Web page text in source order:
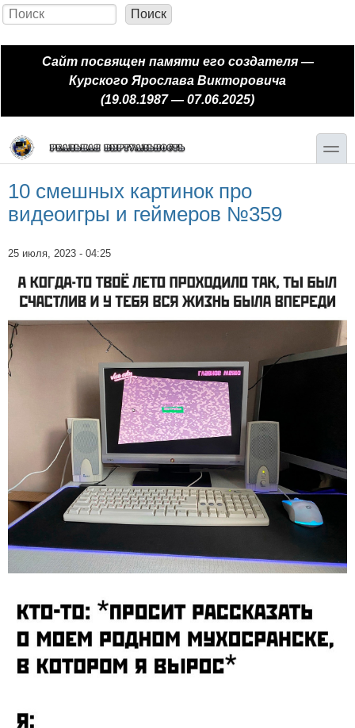
Перейти к основному содержанию
Skip to search
Форма поиска
Поиск
Сайт посвящен памяти его создателя —
Курского Ярослава Викторовича
(19.08.1987 — 07.06.2025)
toggle
10 смешных картинок про
видеоигры и геймеров №359
25 июля, 2023 - 04:25